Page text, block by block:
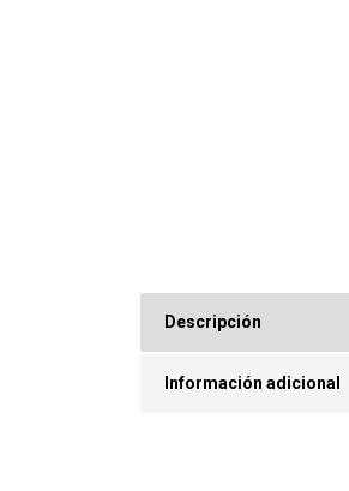
Descripción
Información adicional